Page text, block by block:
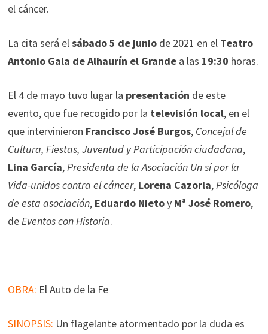
el cáncer.
La cita será elsábado 5 de juniode 2021 en el Teatro
Antonio Gala de Alhaurín el Grandea las 19:30 horas.
El 4 de mayo tuvo lugar la presentación de este
evento, que fue recogido por la televisión local, en el
que intervinieron Francisco José Burgos, Concejal de
Cultura, Fiestas, Juventud y Participación ciudadana,
Lina García,Presidenta de la Asociación Un sí por la
Vida-unidos contra el cáncer, Lorena Cazorla,Psicóloga
de esta asociación, Eduardo Nietoy Mª José Romero,
deEventos con Historia.
OBRA: El Auto de la Fe
SINOPSIS: Un flagelante atormentado por la duda es